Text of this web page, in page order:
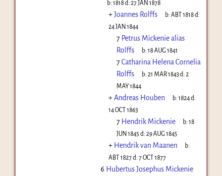
b:1818d:27 JAN 1878
+Joannes Rolffs b:ABT 1818d:
24 JAN 1844
7 Petrus Mickenie alias
Rolffs
b:18 AUG 1841
7Catharina Helena Cornelia
Rolffs
b:21 MAR 1843d:2
MAY 1844
+Andreas Houben b:1824d:
14 OCT 1863
7 Hendrik Mickenie b:18
JUN 1845 d: 29 AUG 1845
+ Hendrik van Maanen
b:
ABT 1827d: 7 OCT 1877
6 Hubertus Josephus Mickenie